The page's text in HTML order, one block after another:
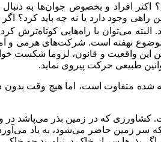
افراد و بخصوص جوان‌ها به
راهی وجود دارد یا نه چه باید کرد؟
می‌توان با راه‌هایی کوتاه‌ترش
نهفته است. شرکت‌های هرمی و
این واقعیت و قانون، لزوما شکست
طبیعی حرکت پیروی نماید.
شده متفاوت است، اما هیچ وقت
که در زمین بذر می‌پاشد در
که سر زمین حاضر می‌شود، به یاد